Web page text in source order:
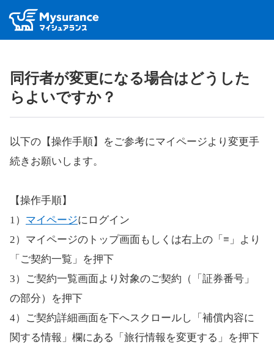
同行者が変更になる場合はどうした
らよいですか？
以下の【操作手順】をご参考にマイページより変更手
続きお願いします。
【操作手順】
1） マイページにログイン
2）マイページのトップ画面もしくは右上の「≡」より
「ご契約一覧」を押下
3）ご契約一覧画面より対象のご契約（「証券番号」
の部分）を押下
4）ご契約詳細画面を下へスクロールし「補償内容に
関する情報」欄にある「旅行情報を変更する」を押下